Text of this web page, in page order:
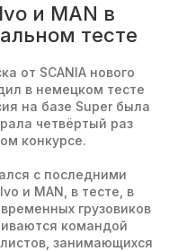
и MAN в
тесте
от SCANIA нового
в немецком тесте
на базе Super была
четвёртый раз
конкурсе.
с последними
и MAN, в тесте, в
грузовиков
командой
занимающихся